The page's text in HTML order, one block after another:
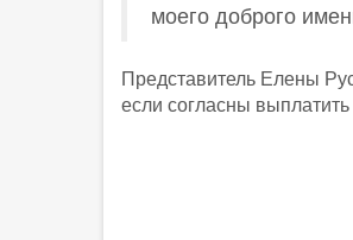
моего доброго
Представитель Елены
если согласны